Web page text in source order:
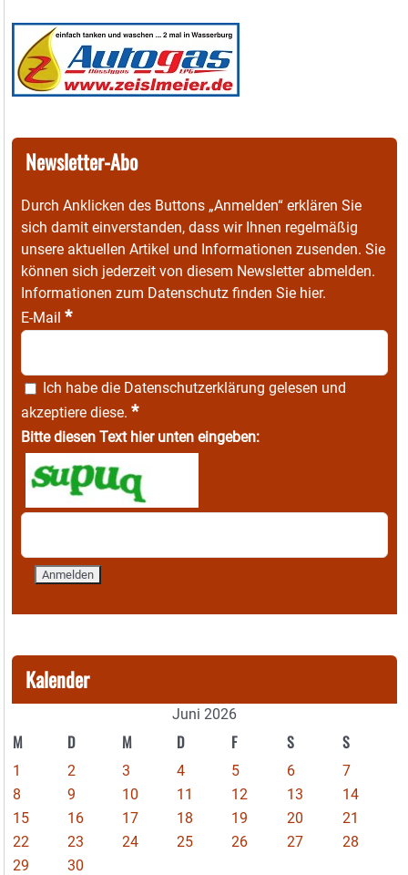
Newsletter-Abo
Durch Anklicken des Buttons „Anmelden“ erklären Sie
sich damit einverstanden, dass wir Ihnen regelmäßig
unsere aktuellen Artikel und Informationen zusenden. Sie
können sich jederzeit von diesem Newsletter abmelden.
Informationen zum Datenschutz finden Sie hier.
E-Mail *
Ich habe die Datenschutzerklärung gelesen und
akzeptiere diese. *
Bitte diesen Text hier unten eingeben:
Kalender
Juni 2026
M D M D F S S
1 2 3 4 5 6
7
8
9 10 11 12 13
14
15
16 17 18 19 20
21
22
23 24 25 26 27
28
29
30